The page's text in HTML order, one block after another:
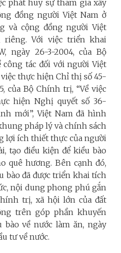
phát huy sự tham gia xây
đồng người Việt Nam ở
và cộng đồng người Việt
Với việc triển khai
ngày 26-3-2004, của Bộ
công tác đối với người Việt
thực hiện Chỉ thị số 45-
của Bộ Chính trị, “Về việc
hiện Nghị quyết số 36-
mới”, Việt Nam đã hình
pháp lý và chính sách
lợi ích thiết thực của người
tạo điều kiện để kiều bào
quê hương. Bên cạnh đó,
bào đã được triển khai tích
nội dung phong phú gắn
trị, xã hội lớn của đất
trên góp phần khuyến
về nước làm ăn, ngày
tư về nước.